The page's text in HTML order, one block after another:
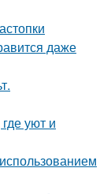
даже
уют и